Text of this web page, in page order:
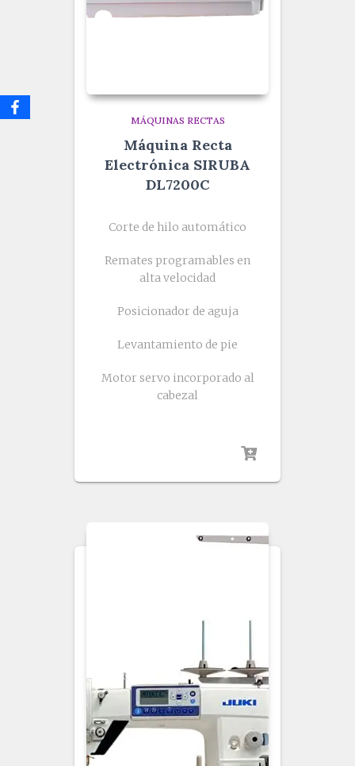
MÁQUINAS RECTAS
Máquina Recta
Electrónica SIRUBA
DL7200C
Corte de hilo automático
Remates programables en
alta velocidad
Posicionador de aguja
Levantamiento de pie
Motor servo incorporado al
cabezal